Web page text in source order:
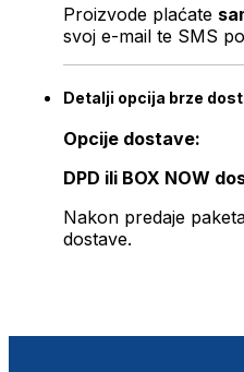
Proizvode plaćate
svoj e-mail te SMS
Detalji opcija brze
Opcije dostave:
DPD ili BOX NOW
Nakon predaje
dostave.